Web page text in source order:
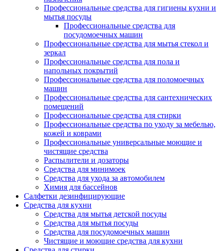
Профессиональные средства для гигиены кухни и
мытья посуды
Профессиональные средства для
посудомоечных машин
Профессиональные средства для мытья стекол и
зеркал
Профессиональные средства для пола и
напольных покрытий
Профессиональные средства для поломоечных
машин
Профессиональные средства для сантехнических
помещений
Профессиональные средства для стирки
Профессиональные средства по уходу за мебелью,
кожей и коврами
Профессиональные универсальные моющие и
чистящие средства
Распылители и дозаторы
Средства для минимоек
Средства для ухода за автомобилем
Химия для бассейнов
Салфетки дезинфицирующие
Средства для кухни
Средства для мытья детской посуды
Средства для мытья посуды
Средства для посудомоечных машин
Чистящие и моющие средства для кухни